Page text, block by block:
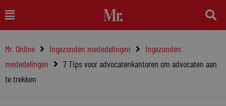
naar
inhoud
Main
Menu
Mr. Online Ingezonden mededelingen
Ingezonden
mededelingen
7 Tips voor advocatenkantoren om advocaten aan
te trekken